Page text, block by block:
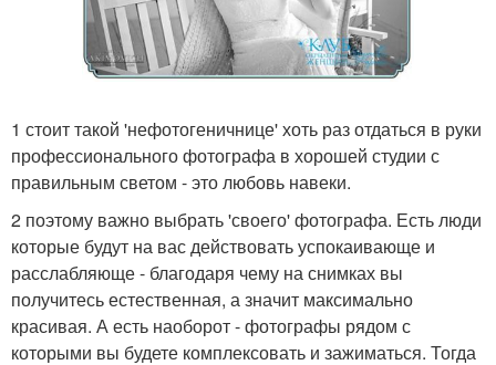
1 стоит такой 'нефотогеничнице' хоть раз отдаться в руки
профессионального фотографа в хорошей студии с
правильным светом - это любовь навеки.
2 поэтому важно выбрать 'своего' фотографа. Есть люди
которые будут на вас действовать успокаивающе и
расслабляюще - благодаря чему на снимках вы
получитесь естественная, а значит максимально
красивая. А есть наоборот - фотографы рядом с
которыми вы будете комплексовать и зажиматься. Тогда